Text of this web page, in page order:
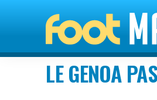
LE GENOA